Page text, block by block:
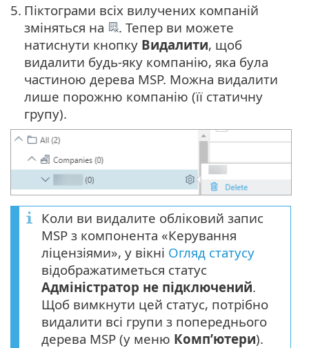
5. Піктограми всіх вилучених компаній
зміняться на
. Тепер ви можете
натиснути кнопку Видалити, щоб
видалити будь-яку компанію, яка була
частиною дерева MSP. Можна видалити
лише порожню компанію (її статичну
групу).
Коли ви видалите обліковий запис
MSP з компонента «Керування
ліцензіями», у вікні Огляд статусу
відображатиметься статус
Адміністратор не підключений.
Щоб вимкнути цей статус, потрібно
видалити всі групи з попереднього
дерева MSP (у меню Комп’ютери).